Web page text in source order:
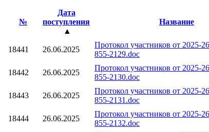
№
Дата
поступления
▲
Название
18441 26.06.2025
Протокол участников от 2025-
855-2129.doc
18442 26.06.2025
Протокол участников от 2025-
855-2130.doc
18443 26.06.2025
Протокол участников от 2025-
855-2131.doc
18444 26.06.2025
Протокол участников от 2025-
855-2132.doc